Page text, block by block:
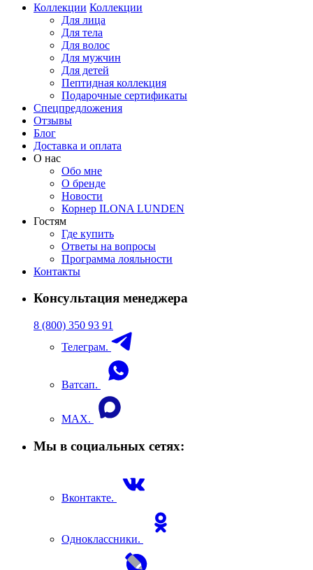
Коллекции Коллекции
Для лица
Для тела
Для волос
Для мужчин
Для детей
Пептидная коллекция
Подарочные сертификаты
Спецпредложения
Отзывы
Блог
Доставка и оплата
О нас
Обо мне
О бренде
Новости
Корнер ILONA LUNDEN
Гостям
Где купить
Ответы на вопросы
Программа лояльности
Контакты
Консультация менеджера
8 (800) 350 93 91
Телеграм.
Ватсап.
MAX.
Мы в социальных сетях:
Вконтакте.
Одноклассники.